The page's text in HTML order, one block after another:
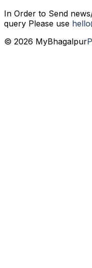
In Order to Send
query Please use
© 2026 MyBhagalpur